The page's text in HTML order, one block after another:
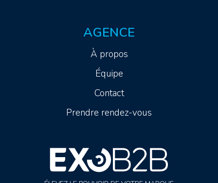
AGENCE
À propos
Équipe
Contact
Prendre rendez-vous